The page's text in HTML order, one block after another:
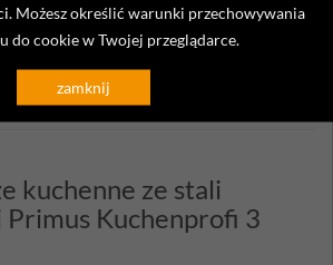
. Możesz określić warunki przechowywania
do cookie w Twojej przeglądarce.
zamknij
dwoma nożami Kyocera Santoku i
...
595,00 zł
kuchenne ze stali
Kuchenprofi 3